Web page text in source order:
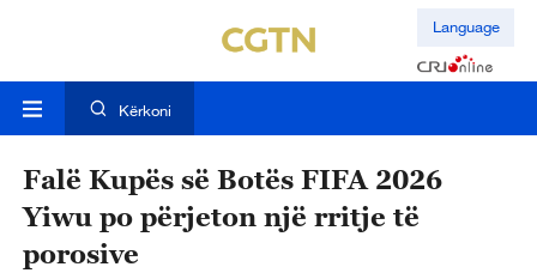
Language
Kërkoni
Falë Kupës së Botës FIFA 2026
Yiwu po përjeton një rritje të
porosive